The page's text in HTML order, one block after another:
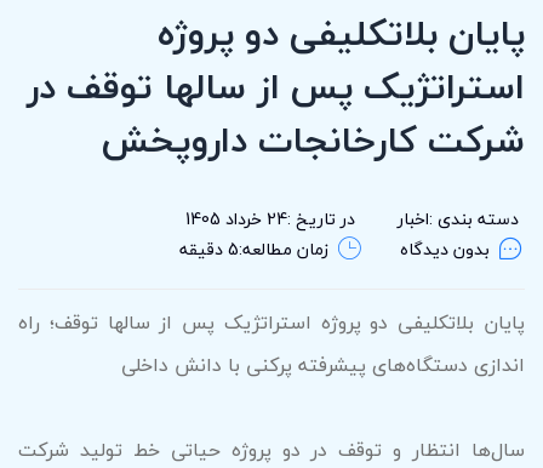
پایان بلاتکلیفی دو پروژه
استراتژیک پس از سالها توقف در
شرکت کارخانجات داروپخش
دسته بندی : اخبار در تاریخ : 24 خرداد 1405
بدون دیدگاه
زمان مطالعه:5 دقیقه
پایان بلاتکلیفی دو پروژه استراتژیک پس از سالها توقف؛ راه
اندازی دستگاه‌های پیشرفته پرکنی با دانش داخلی
سال‌ها انتظار و توقف در دو پروژه حیاتی خط تولید شرکت